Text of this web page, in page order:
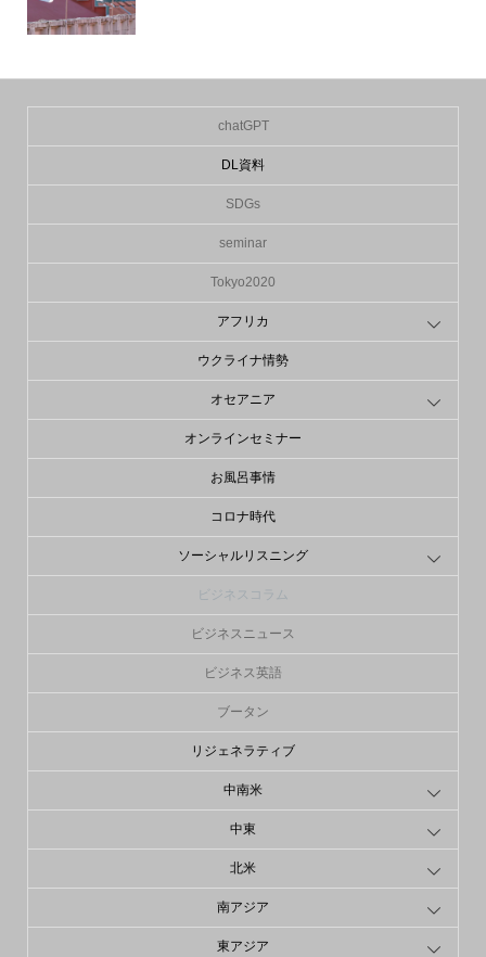
chatGPT
DL資料
SDGs
seminar
Tokyo2020
アフリカ
ウクライナ情勢
オセアニア
オンラインセミナー
お風呂事情
コロナ時代
ソーシャルリスニング
ビジネスコラム
ビジネスニュース
ビジネス英語
ブータン
リジェネラティブ
中南米
中東
北米
南アジア
東アジア